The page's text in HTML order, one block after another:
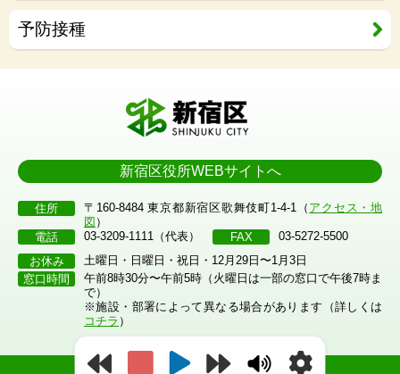
予防接種
新宿区役所WEBサイトへ
住所 〒160-8484 東京都新宿区歌舞伎町1-4-1（ アクセス・地
図 ）
電話
03-3209-1111（代表） FAX
03-5272-5500
お休み
土曜日・日曜日・祝日・12月29日〜1月3日
窓口時間
午前8時30分〜午前5時（火曜日は一部の窓口で午後7時ま
で）
※施設・部署によって異なる場合があります（詳しくは
コチラ ）